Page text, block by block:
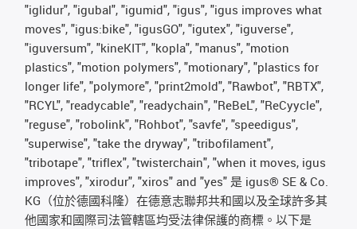
"iglidur", "igubal", "igumid", "igus", "igus improves what
moves", "igus:bike", "igusGO", "igutex", "iguverse",
"iguversum", "kineKIT", "kopla", "manus", "motion
plastics", "motion polymers", "motionary", "plastics for
longer life", "polymore", "print2mold", "Rawbot", "RBTX",
"RCYL", "readycable", "readychain", "ReBeL", "ReCyycle",
"reguse", "robolink", "Rohbot", "savfe", "speedigus",
"superwise", "take the dryway", "tribofilament",
"tribotape", "triflex", "twisterchain", "when it moves, igus
improves", "xirodur", "xiros" and "yes" 是 igus® SE & Co.
KG（位於德國科隆）在德意志聯邦共和國以及全球許多其
他國家和國際司法管轄區均受法律保護的商標。以下是